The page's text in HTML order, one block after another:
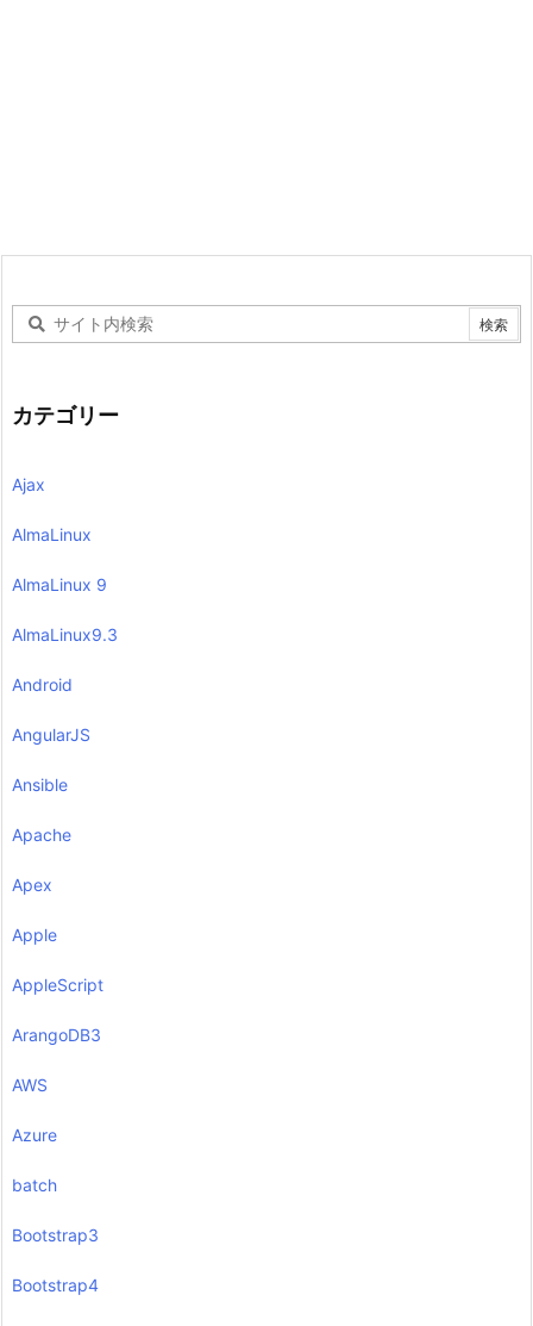
カテゴリー
Ajax
AlmaLinux
AlmaLinux 9
AlmaLinux9.3
Android
AngularJS
Ansible
Apache
Apex
Apple
AppleScript
ArangoDB3
AWS
Azure
batch
Bootstrap3
Bootstrap4